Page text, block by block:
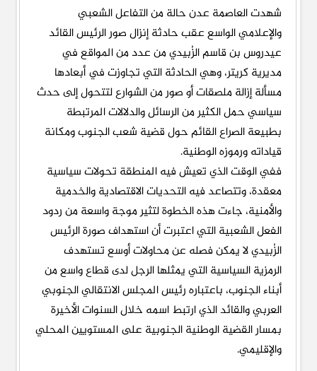
شهدت العاصمة عدن حالة من التفاعل الشعبي
والإعلامي الواسع عقب حادثة إنزال صور الرئيس القائد
عيدروس بن قاسم الزُبيدي من عدد من المواقع في
مديرية كريتر، وهي الحادثة التي تجاوزت في أبعادها
مسألة إزالة ملصقات أو صور من الشوارع لتتحول إلى حدث
سياسي حمل الكثير من الرسائل والدلالات المرتبطة
بطبيعة الصراع القائم حول قضية شعب الجنوب ومكانة
قياداته ورموزه الوطنية.
ففي الوقت الذي تعيش فيه المنطقة تحولات سياسية
معقدة، وتتصاعد فيه التحديات الاقتصادية والخدمية
والأمنية، جاءت هذه الخطوة لتثير موجة واسعة من ردود
الفعل الشعبية التي اعتبرت أن استهداف صورة الرئيس
الزُبيدي لا يمكن فصله عن محاولات أوسع تستهدف
الرمزية السياسية التي يمثلها الرجل لدى قطاع واسع من
أبناء الجنوب، باعتباره رئيس المجلس الانتقالي الجنوبي
العربي والقائد الذي ارتبط اسمه خلال السنوات الأخيرة
بمسار القضية الوطنية الجنوبية على المستويين المحلي
والإقليمي.